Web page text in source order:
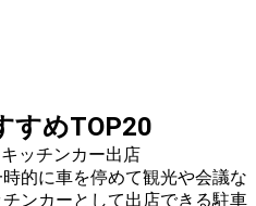
すめTOP20
ッチンカー出店
的に車を停めて観光や会議な
ンカーとして出店できる駐車